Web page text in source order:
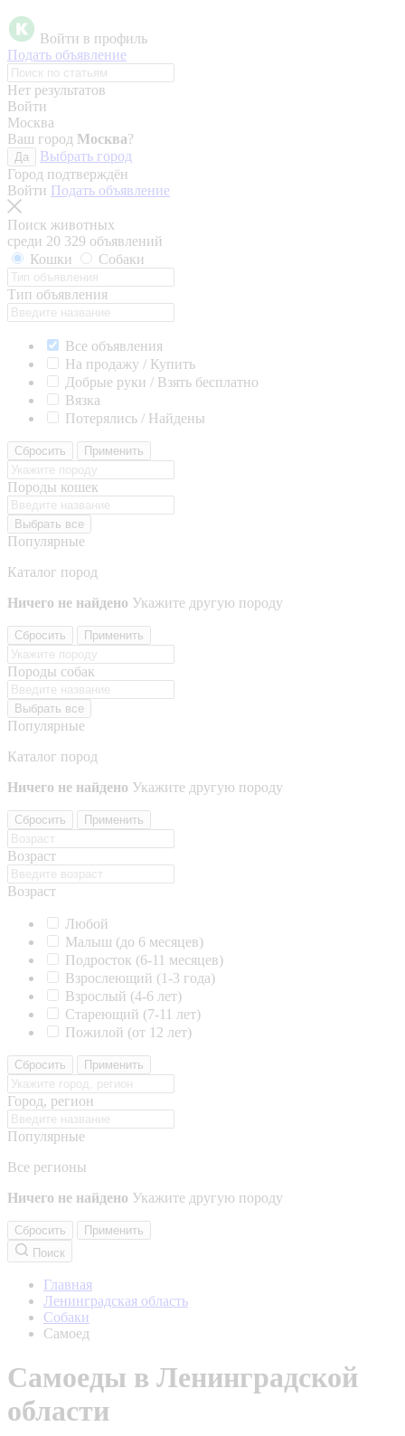
Войти в профиль
Подать объявление
Нет результатов
Войти
Москва
Ваш город Москва?
Да
Выбрать город
Город подтверждён
Войти Подать объявление
Поиск животных
среди 20 329 объявлений
Кошки
Собаки
Тип объявления
Все объявления
На продажу / Купить
Добрые руки / Взять бесплатно
Вязка
Потерялись / Найдены
Сбросить Применить
Породы кошек
Выбрать все
Популярные
Каталог пород
Ничего не найдено Укажите другую породу
Сбросить Применить
Породы собак
Выбрать все
Популярные
Каталог пород
Ничего не найдено Укажите другую породу
Сбросить Применить
Возраст
Возраст
Любой
Малыш (до 6 месяцев)
Подросток (6-11 месяцев)
Взрослеющий (1-3 года)
Взрослый (4-6 лет)
Стареющий (7-11 лет)
Пожилой (от 12 лет)
Сбросить Применить
Город, регион
Популярные
Все регионы
Ничего не найдено Укажите другую породу
Сбросить
Применить
Поиск
Главная
Ленинградская область
Собаки
Самоед
Самоеды в Ленинградской
области